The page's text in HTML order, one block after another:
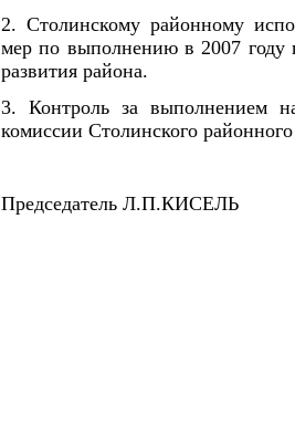
2. Столинскому районному
мер по выполнению в 2007 году
развития района.
3. Контроль за выполнением
комиссии Столинского
Председатель Л.П.КИСЕЛЬ